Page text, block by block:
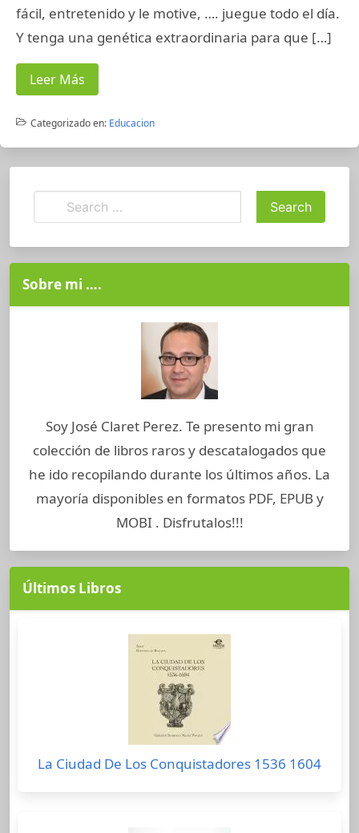
fácil, entretenido y le motive, …. juegue todo el día.
Y tenga una genética extraordinaria para que […]
Leer Más
Categorizado en: Educacion
Sobre mi ….
Soy José Claret Perez. Te presento mi gran
colección de libros raros y descatalogados que
he ido recopilando durante los últimos años. La
mayoría disponibles en formatos PDF, EPUB y
MOBI . Disfrutalos!!!
Últimos Libros
La Ciudad De Los Conquistadores 1536 1604